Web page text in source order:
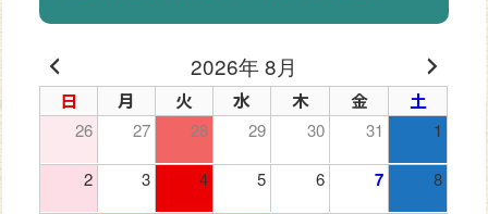
2026年 8月
日 月 火 水 木 金 土
26 27 28 29 30 31 1
2 3 4 5 6 7 8